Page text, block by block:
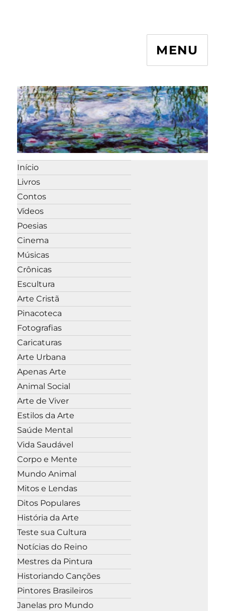
MENU
Início
Livros
Contos
Vídeos
Poesias
Cinema
Músicas
Crônicas
Escultura
Arte Cristã
Pinacoteca
Fotografias
Caricaturas
Arte Urbana
Apenas Arte
Animal Social
Arte de Viver
Estilos da Arte
Saúde Mental
Vida Saudável
Corpo e Mente
Mundo Animal
Mitos e Lendas
Ditos Populares
História da Arte
Teste sua Cultura
Notícias do Reino
Mestres da Pintura
Historiando Canções
Pintores Brasileiros
Janelas pro Mundo